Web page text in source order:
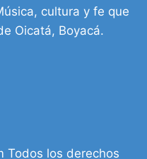
cultura y fe que
Oicatá, Boyacá.
Todos los derechos